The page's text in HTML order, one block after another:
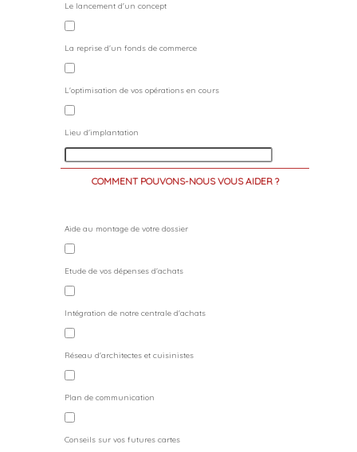
Le lancement d'un concept
La reprise d'un fonds de commerce
L'optimisation de vos opérations en cours
Lieu d'implantation
COMMENT POUVONS-NOUS VOUS AIDER ?
Aide au montage de votre dossier
Etude de vos dépenses d'achats
Intégration de notre centrale d'achats
Réseau d'architectes et cuisinistes
Plan de communication
Conseils sur vos futures cartes